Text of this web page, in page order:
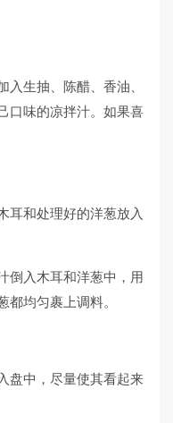
生抽、陈醋、香油、
口味的凉拌汁。如果喜
耳和处理好的洋葱放入
倒入木耳和洋葱中，用
均匀裹上调料。
盘中，尽量使其看起来